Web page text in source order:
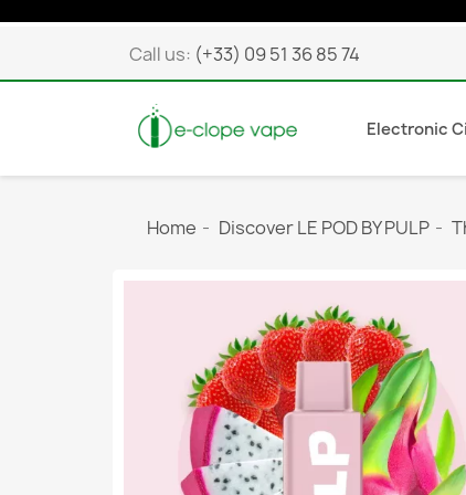
Call us: (+33) 09 51 36 85 74
Electronic
Home Discover LE POD BY PULP